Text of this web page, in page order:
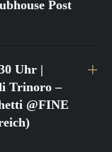
Post
Uhr |
Trinoro –
@FINE